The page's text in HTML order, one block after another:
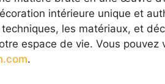
intérieure unique et
les matériaux, et
espace de vie. Vous pouvez
.